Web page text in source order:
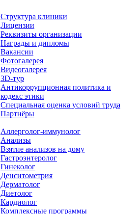
Структура клиники
Лицензии
Реквизиты организации
Награды и дипломы
Вакансии
Фотогалерея
Видеогалерея
3D-тур
Антикоррупционная политика и
кодекс этики
Специальная оценка условий труда
Партнёры
Аллерголог-иммунолог
Анализы
Взятие анализов на дому
Гастроэнтеролог
Гинеколог
Денситометрия
Дерматолог
Диетолог
Кардиолог
Комплексные программы